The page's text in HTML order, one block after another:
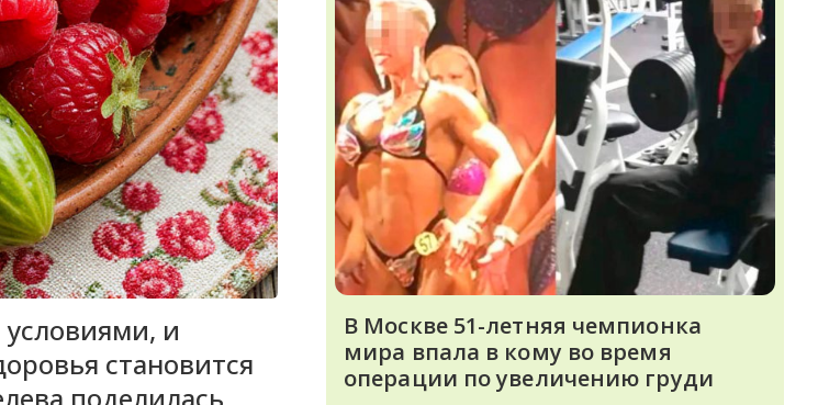
и
становится
В Москве 51-летняя чемпионка
мира впала в кому во время
операции по увеличению груди